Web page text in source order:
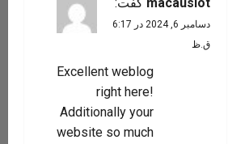
دسامبر 6, 2024 در 6:17
ق.ظ
Excellent weblog
right here!
Additionally your
website so much